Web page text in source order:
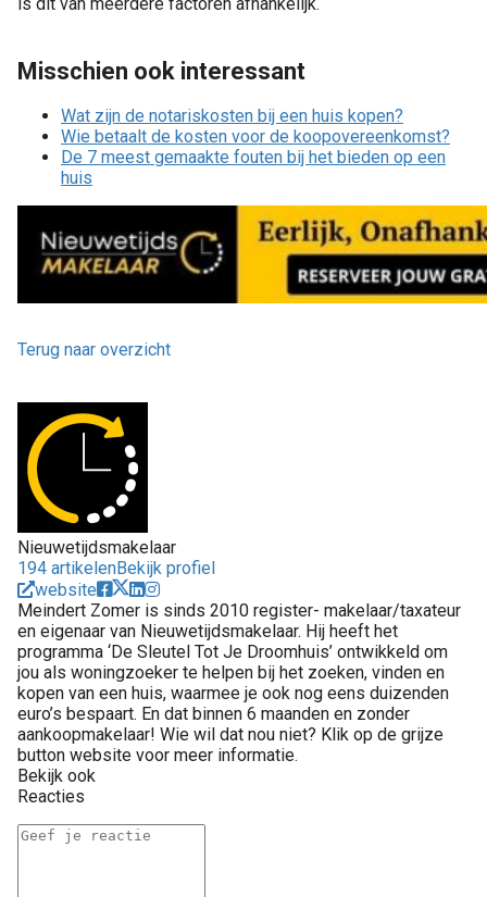
Misschien ook interessant
Wat zijn de notariskosten bij een huis kopen?
Wie betaalt de kosten voor de koopovereenkomst?
De 7 meest gemaakte fouten bij het bieden op een
huis
Terug naar overzicht
Nieuwetijdsmakelaar
194 artikelenBekijk profiel
website
Meindert Zomer is sinds 2010 register- makelaar/taxateur
en eigenaar van Nieuwetijdsmakelaar. Hij heeft het
programma ‘De Sleutel Tot Je Droomhuis’ ontwikkeld om
jou als woningzoeker te helpen bij het zoeken, vinden en
kopen van een huis, waarmee je ook nog eens duizenden
euro’s bespaart. En dat binnen 6 maanden en zonder
aankoopmakelaar! Wie wil dat nou niet? Klik op de grijze
button website voor meer informatie.
Bekijk ook
Reacties